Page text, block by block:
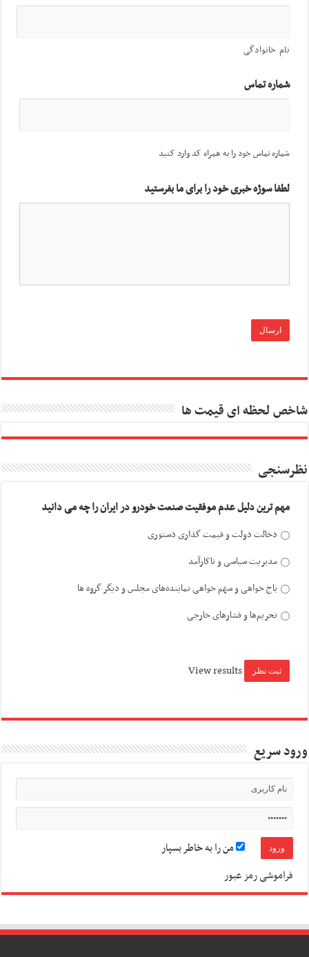
نام خانوادگی
شماره تماس
شماره تماس خود را به همراه کد وارد کنید
لطفا سوژه خبری خود را برای ما بفرستید
شاخص لحظه ای قیمت ها
نظرسنجی
مهم ترین دلیل عدم موفقیت صنعت خودرو در ایران را چه می دانید
دخالت دولت و قیمت گذاری دستوری
مدیریت سیاسی و ناکارآمد
باج خواهی و سهم خواهی نماینده‌های مجلس و دیگر گروه ها
تحریم‌ها و فشارهای خارجی
View results
ورود سریع
من را به خاطر بسپار
فراموشی رمز عبور